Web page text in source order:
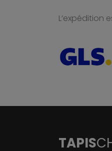
L’expédition
TAPIS